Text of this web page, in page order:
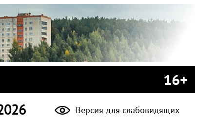
16+
Версия для слабовидящих